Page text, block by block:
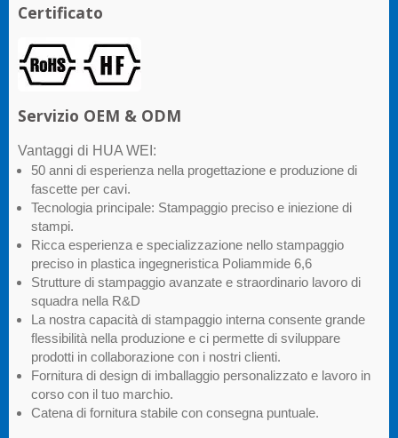
Certificato
Servizio OEM & ODM
Vantaggi di HUA WEI:
50 anni di esperienza nella progettazione e produzione di
fascette per cavi.
Tecnologia principale: Stampaggio preciso e iniezione di
stampi.
Ricca esperienza e specializzazione nello stampaggio
preciso in plastica ingegneristica Poliammide 6,6
Strutture di stampaggio avanzate e straordinario lavoro di
squadra nella R&D
La nostra capacità di stampaggio interna consente grande
flessibilità nella produzione e ci permette di sviluppare
prodotti in collaborazione con i nostri clienti.
Fornitura di design di imballaggio personalizzato e lavoro in
corso con il tuo marchio.
Catena di fornitura stabile con consegna puntuale.